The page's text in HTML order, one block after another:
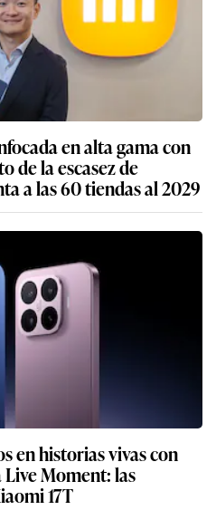
en alta gama con
de la escasez de
a las 60 tiendas al 2029
en historias vivas con
Moment: las
17T